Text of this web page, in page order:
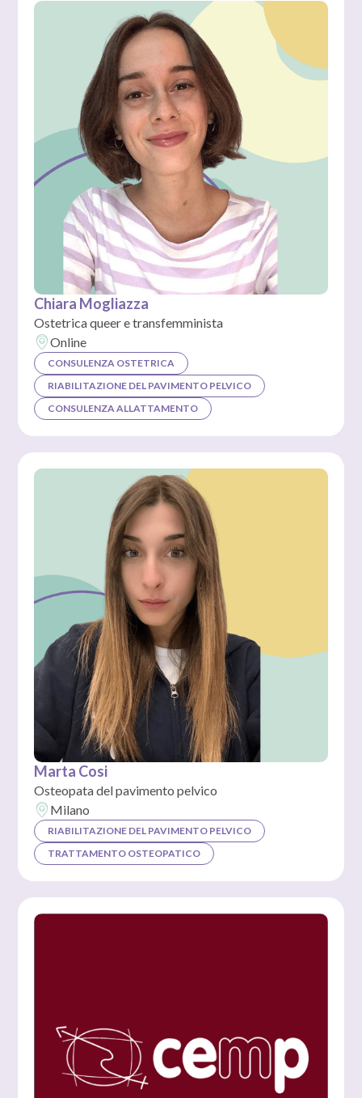
Chiara Mogliazza
Ostetrica queer e transfemminista
Online
CONSULENZA OSTETRICA
RIABILITAZIONE DEL PAVIMENTO PELVICO
CONSULENZA ALLATTAMENTO
Marta Cosi
Osteopata del pavimento pelvico
Milano
RIABILITAZIONE DEL PAVIMENTO PELVICO
TRATTAMENTO OSTEOPATICO